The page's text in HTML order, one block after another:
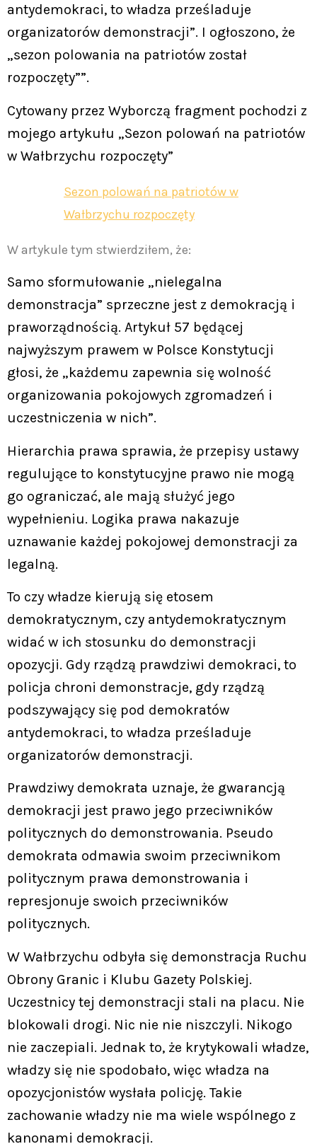
antydemokraci, to władza prześladuje
organizatorów demonstracji”. I ogłoszono, że
„sezon polowania na patriotów został
rozpoczęty””.
Cytowany przez Wyborczą fragment pochodzi z
mojego artykułu „Sezon polowań na patriotów
w Wałbrzychu rozpoczęty”
Sezon polowań na patriotów w
Wałbrzychu rozpoczęty
W artykule tym stwierdziłem, że:
Samo sformułowanie „nielegalna
demonstracja” sprzeczne jest z demokracją i
praworządnością. Artykuł 57 będącej
najwyższym prawem w Polsce Konstytucji
głosi, że „każdemu zapewnia się wolność
organizowania pokojowych zgromadzeń i
uczestniczenia w nich”.
Hierarchia prawa sprawia, że przepisy ustawy
regulujące to konstytucyjne prawo nie mogą
go ograniczać, ale mają służyć jego
wypełnieniu. Logika prawa nakazuje
uznawanie każdej pokojowej demonstracji za
legalną.
To czy władze kierują się etosem
demokratycznym, czy antydemokratycznym
widać w ich stosunku do demonstracji
opozycji. Gdy rządzą prawdziwi demokraci, to
policja chroni demonstracje, gdy rządzą
podszywający się pod demokratów
antydemokraci, to władza prześladuje
organizatorów demonstracji.
Prawdziwy demokrata uznaje, że gwarancją
demokracji jest prawo jego przeciwników
politycznych do demonstrowania. Pseudo
demokrata odmawia swoim przeciwnikom
politycznym prawa demonstrowania i
represjonuje swoich przeciwników
politycznych.
W Wałbrzychu odbyła się demonstracja Ruchu
Obrony Granic i Klubu Gazety Polskiej.
Uczestnicy tej demonstracji stali na placu. Nie
blokowali drogi. Nic nie nie niszczyli. Nikogo
nie zaczepiali. Jednak to, że krytykowali władze,
władzy się nie spodobało, więc władza na
opozycjonistów wysłała policję. Takie
zachowanie władzy nie ma wiele wspólnego z
kanonami demokracji.